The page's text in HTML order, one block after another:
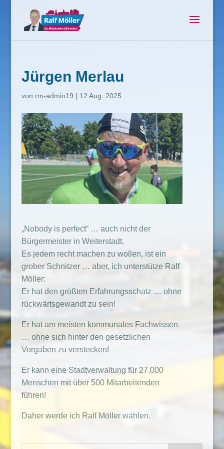
Jürgen Merlau
von rm-admin19 | 12 Aug. 2025
„Nobody is perfect“ … auch nicht der
Bürgermeister in Weiterstadt.
Es jedem recht machen zu wollen, ist ein
grober Schnitzer … aber, ich unterstütze Ralf
Möller:
Er hat den größten Erfahrungsschatz … ohne
rückwärtsgewandt zu sein!
Er hat am meisten kommunales Fachwissen
… ohne sich hinter den gesetzlichen
Vorgaben zu verstecken!
Er kann eine Stadtverwaltung für 27.000
Menschen mit über 500 Mitarbeitenden
führen!
Daher werde ich Ralf Möller wählen.